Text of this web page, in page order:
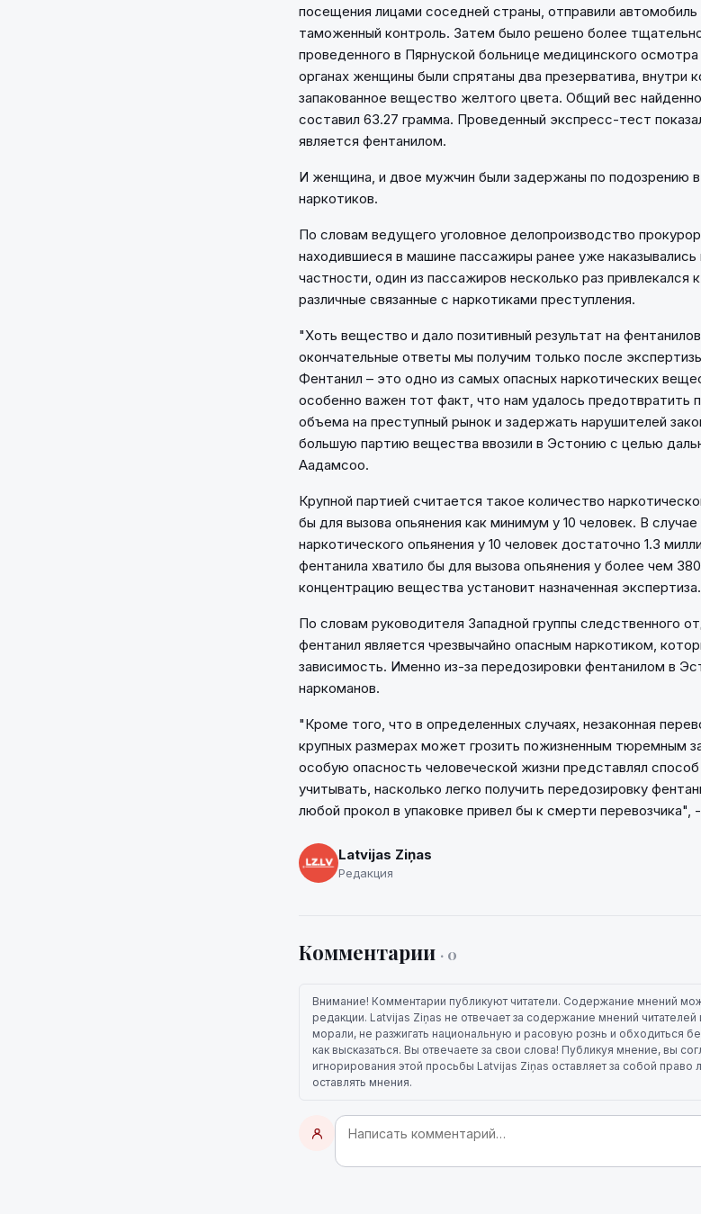
посещения лицами соседней страны, отправили автомобиль
таможенный контроль. Затем было решено более
проведенного в Пярнуской больнице медицинского
органах женщины были спрятаны два презерватива, внутри
запакованное вещество желтого цвета. Общий вес
составил 63.27 грамма. Проведенный экспресс-тест
является фентанилом.
И женщина, и двое мужчин были задержаны по подозрению
наркотиков.
По словам ведущего уголовное делопроизводство
находившиеся в машине пассажиры ранее уже наказывались
частности, один из пассажиров несколько раз привлекался
различные связанные с наркотиками преступления.
"Хоть вещество и дало позитивный результат на
окончательные ответы мы получим только после
Фентанил – это одно из самых опасных наркотических
особенно важен тот факт, что нам удалось предотвратить
объема на преступный рынок и задержать нарушителей
большую партию вещества ввозили в Эстонию с целью
Аадамсоо.
Крупной партией считается такое количество
бы для вызова опьянения как минимум у 10 человек. В
наркотического опьянения у 10 человек достаточно 1.3
фентанила хватило бы для вызова опьянения у более чем
концентрацию вещества установит назначенная экспертиза.
По словам руководителя Западной группы следственного
фентанил является чрезвычайно опасным наркотиком,
зависимость. Именно из-за передозировки фентанилом в
наркоманов.
"Кроме того, что в определенных случаях, незаконная
крупных размерах может грозить пожизненным тюремным
особую опасность человеческой жизни представлял
учитывать, насколько легко получить передозировку
любой прокол в упаковке привел бы к смерти перевозчика",
Latvijas Ziņas
Редакция
Комментарии · 0
Внимание! Комментарии публикуют читатели. Содержание мнений
редакции. Latvijas Ziņas не отвечает за содержание мнений
морали, не разжигать национальную и расовую рознь и обходиться
как высказаться. Вы отвечаете за свои слова! Публикуя мнение, вы
игнорирования этой просьбы Latvijas Ziņas оставляет за собой право
оставлять мнения.